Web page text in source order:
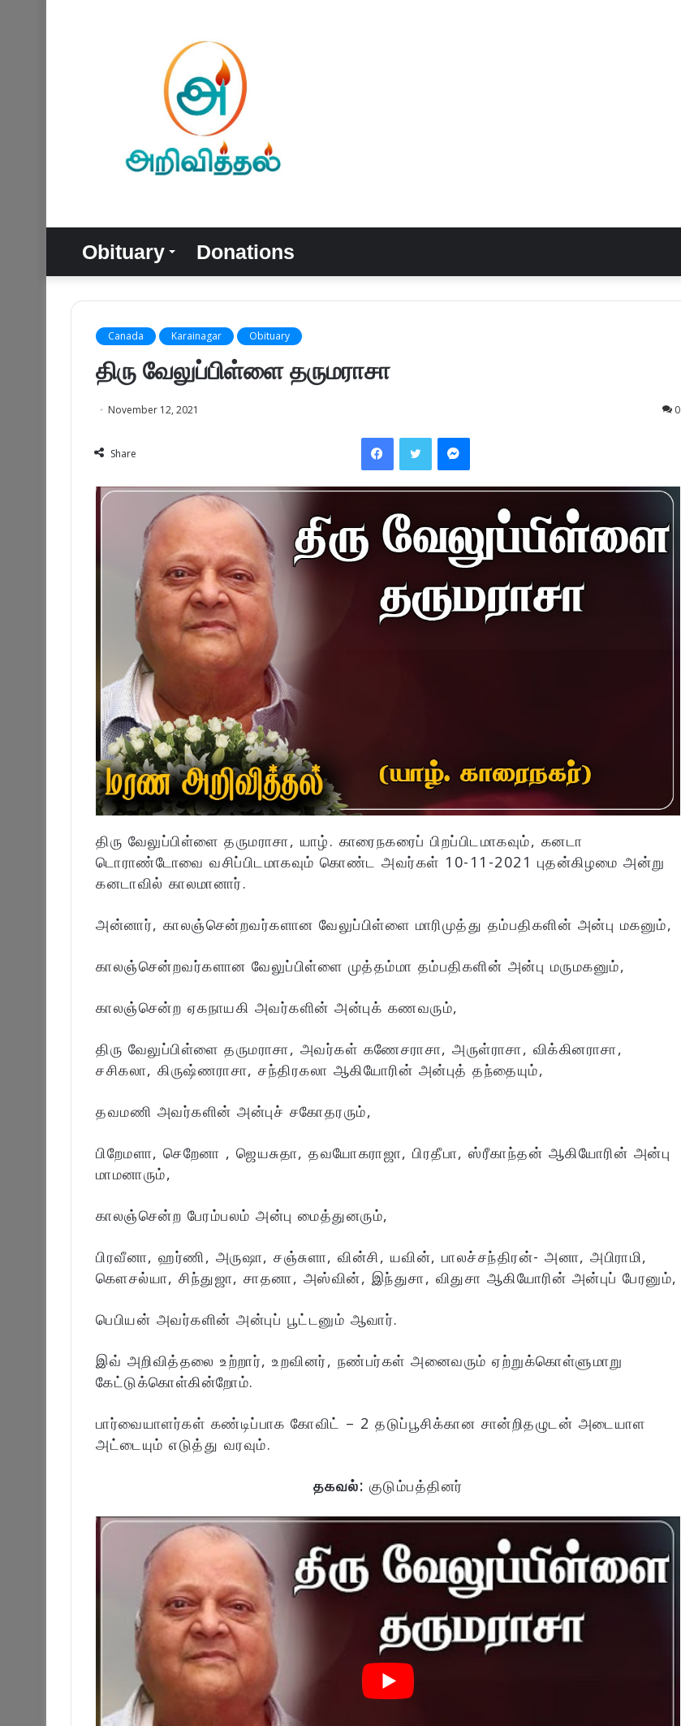
Obituary Donations
Canada Karainagar Obituary
திரு வேலுப்பிள்ளை தருமராசா
November 12, 2021 0
Share
FacebookTwitter Messenger
திரு வேலுப்பிள்ளை தருமராசா, யாழ். காரைநகரைப் பிறப்பிடமாகவும், கனடா
டொராண்டோவை வசிப்பிடமாகவும் கொண்ட அவர்கள் 10-11-2021 புதன்கிழமை அன்று
கனடாவில் காலமானார்.
அன்னார், காலஞ்சென்றவர்களான வேலுப்பிள்ளை மாரிமுத்து தம்பதிகளின் அன்பு மகனும்,
காலஞ்சென்றவர்களான வேலுப்பிள்ளை முத்தம்மா தம்பதிகளின் அன்பு மருமகனும்,
காலஞ்சென்ற ஏகநாயகி அவர்களின் அன்புக் கணவரும்,
திரு வேலுப்பிள்ளை தருமராசா, அவர்கள் கணேசராசா, அருள்ராசா, விக்கினராசா,
சசிகலா, கிருஷ்ணராசா, சந்திரகலா ஆகியோரின் அன்புத் தந்தையும்,
தவமணி அவர்களின் அன்புச் சகோதரரும்,
பிறேமளா, செறேனா , ஜெயசுதா, தவயோகராஜா, பிரதீபா, ஸ்ரீகாந்தன் ஆகியோரின் அன்பு
மாமனாரும்,
காலஞ்சென்ற பேரம்பலம் அன்பு மைத்துனரும்,
பிரவீனா, ஹர்ணி, அருஷா, சஞ்சுளா, வின்சி, யவின், பாலச்சந்திரன்- அனா, அபிராமி,
கௌசல்யா, சிந்துஜா, சாதனா, அஸ்வின், இந்துசா, விதுசா ஆகியோரின் அன்புப் பேரனும்,
பெபியன் அவர்களின் அன்புப் பூட்டனும் ஆவார்.
இவ் அறிவித்தலை உற்றார், உறவினர், நண்பர்கள் அனைவரும் ஏற்றுக்கொள்ளுமாறு
கேட்டுக்கொள்கின்றோம்.
பார்வையாளர்கள் கண்டிப்பாக கோவிட் – 2 தடுப்பூசிக்கான சான்றிதழுடன் அடையாள
அட்டையும் எடுத்து வரவும்.
தகவல்: குடும்பத்தினர்